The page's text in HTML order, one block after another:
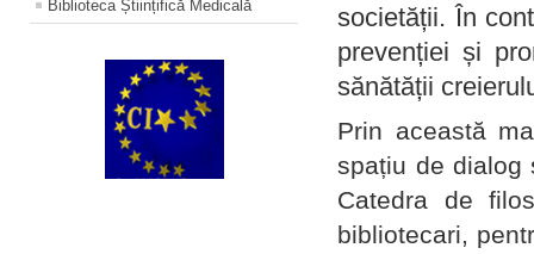
Biblioteca Științifică Medicală
societății. În
prevenției și
sănătății
Prin această
spațiu de dialog
Catedra de
bibliotecari,